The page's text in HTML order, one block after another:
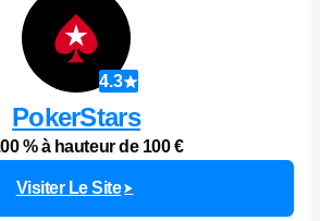
4.3
PokerStars
% à hauteur de 100 €
Visiter Le Site